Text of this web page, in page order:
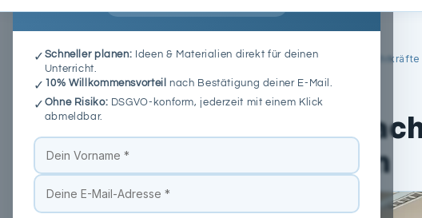
✓ Schneller planen: Ideen & Materialien direkt für deinen
Unterricht.
✓ 10% Willkommensvorteil nach Bestätigung deiner E-Mail.
✓ Ohne Risiko: DSGVO-konform, jederzeit mit einem Klick
abmeldbar.
stifo.de›Unterrichtsideen & Materialien für Schule und
27. August 2024⏱ 4 Min.
Lehrplan PLUS im
Bayern unterrichten